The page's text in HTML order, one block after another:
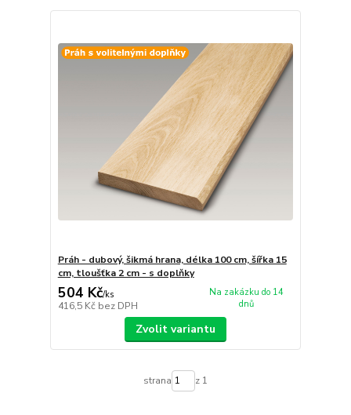
Práh - dubový, šikmá hrana, délka 100 cm, šířka 15
cm, tloušťka 2 cm - s doplňky
504 Kč/ks
416,5 Kč bez DPH
Na zakázku do 14
dnů
Zvolit variantu
strana z 1